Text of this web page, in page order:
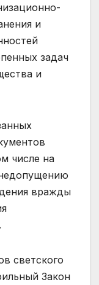
и
задач
и
числе на
вражды
светского
Закон